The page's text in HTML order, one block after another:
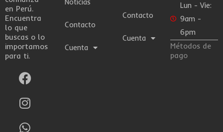
en Perú.
Encuentra
lo que
buscas o lo
importamos
para ti.
F
a
c
e
b
I
n
s
t
a
W
h
a
t
s
Contacto
Cuenta
Contacto
Cuenta
Lun - Vie:
9am -
6pm
Métodos de
pago